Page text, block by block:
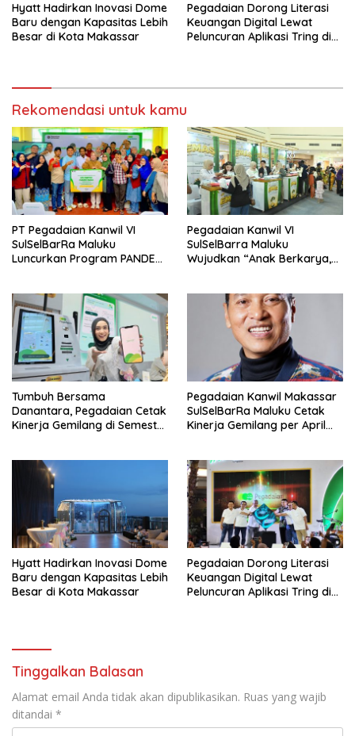
Hyatt Hadirkan Inovasi Dome
Baru dengan Kapasitas Lebih
Besar di Kota Makassar
Pegadaian Dorong Literasi
Keuangan Digital Lewat
Peluncuran Aplikasi Tring di
Rekomendasi untuk kamu
PT Pegadaian Kanwil VI
SulSelBarRa Maluku
Luncurkan Program PANDE
Pegadaian Kanwil VI
SulSelBarra Maluku
Wujudkan “Anak Berkarya,
Tumbuh Bersama
Danantara, Pegadaian Cetak
Kinerja Gemilang di Semester
Pegadaian Kanwil Makassar
SulSelBarRa Maluku Cetak
Kinerja Gemilang per April
Emas
Hyatt Hadirkan Inovasi Dome
Baru dengan Kapasitas Lebih
Besar di Kota Makassar
Pegadaian Dorong Literasi
Keuangan Digital Lewat
Peluncuran Aplikasi Tring di
Tinggalkan Balasan
Alamat email Anda tidak akan dipublikasikan. Ruas yang wajib
ditandai *